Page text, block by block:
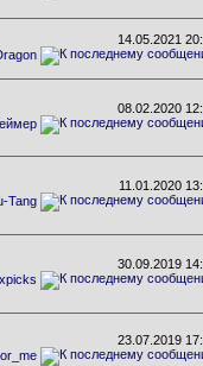
14.05.2021
08.02.2020
11.01.2020
Tang
30.09.2019
23.07.2019